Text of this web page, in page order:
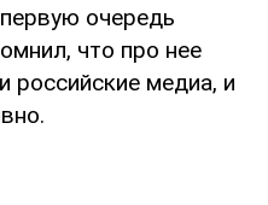
очередь
что про нее
российские медиа, и